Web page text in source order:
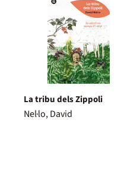
La tribu dels Zippoli
Nel·lo, David